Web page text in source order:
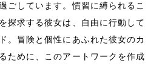
ごしています。慣習に縛られるこ
探求する彼女は、自由に行動して
。冒険と個性にあふれた彼女のカ
ために、このアートワークを作成